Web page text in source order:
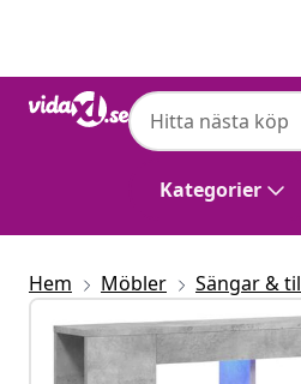
Kategorier
Hem Möbler Sängar &